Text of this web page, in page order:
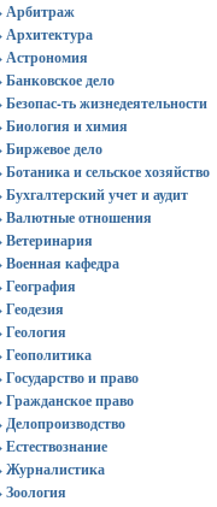
Арбитраж
Архитектура
Астрономия
Банковское дело
Безопас-ть жизнедеятельности
Биология и химия
Биржевое дело
Ботаника и сельское хозяйство
Бухгалтерский учет и аудит
Валютные отношения
Ветеринария
Военная кафедра
География
Геодезия
Геология
Геополитика
Государство и право
Гражданское право
Делопроизводство
Естествознание
Журналистика
Зоология